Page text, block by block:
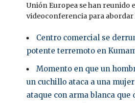
Unión Europea se han reunido
videoconferencia para abordar
Centro comercial se
potente terremoto en
Momento en que un
un cuchillo ataca a una
ataque con arma blanca que